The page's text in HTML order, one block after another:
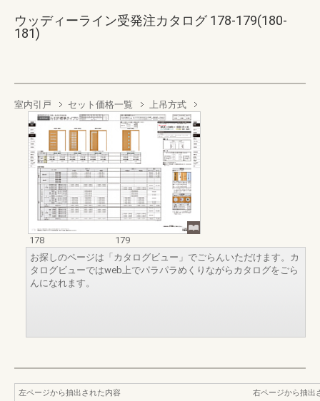
ウッディーライン受発注カタログ 178-179(180-
181)
室内引戸 セット価格一覧 上吊方式
178
179
お探しのページは「カタログビュー」でごらんいただけます。カ
タログビューではweb上でパラパラめくりながらカタログをごら
んになれます。
左ページから抽出された内容
右ページから抽出